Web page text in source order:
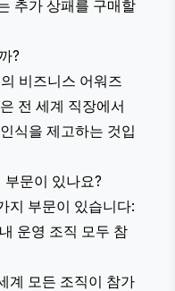
추가 상패를 구매할
?
비즈니스 어워즈
전 세계 직장에서
식을 제고하는 것입
문이 있나요?
지 부문이 있습니다:
운영 조직 모두 참
계 모든 조직이 참가